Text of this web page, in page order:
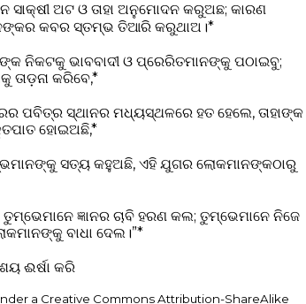
ଅଟ ଓ ତାହା ଅନୁମୋଦନ କରୁଅଛ; କାରଣ
କବର ସ୍ତମ୍ଭ ତିଆରି କରୁଥାଅ।*
ନିକଟକୁ ଭାବବାଦୀ ଓ ପ୍ରେରିତମାନଙ୍କୁ ପଠାଇବୁ;
ତାଡ଼ନା କରିବେ,*
ପବିତ୍ର ସ୍ଥାନର ମଧ୍ୟସ୍ଥଳରେ ହତ ହେଲେ, ତାହାଙ୍କ
ହୋଇଅଛି,*
ସତ୍ୟ କହୁଅଛି, ଏହି ଯୁଗର ଲୋକମାନଙ୍କଠାରୁ
ଜ୍ଞାନର ଚାବି ହରଣ କଲ; ତୁମ୍ଭେମାନେ ନିଜେ
ବାଧା ଦେଲ।”*
ଈର୍ଷା କରି
a Creative Commons Attribution-ShareAlike